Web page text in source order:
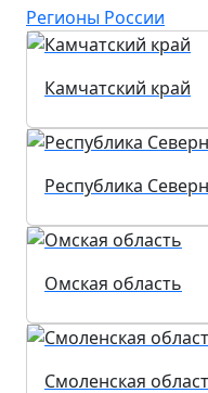
Регионы России
Камчатский край
Республика
Омская область
Смоленская